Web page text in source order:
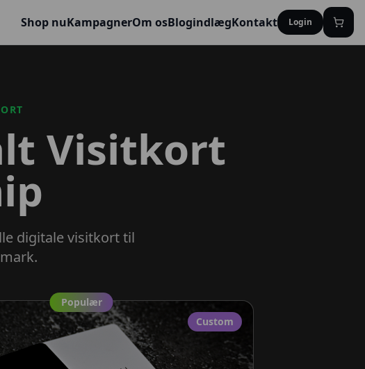
Shop nuKampagnerOm osBlogindlægKontakt Login
Visitkort
digitale visitkort til
Populær
Custom